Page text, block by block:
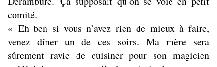
comité.
« Eh ben si vous n’avez rien de mieux à faire,
venez dîner un de ces soirs. Ma mère sera
sûrement ravie de cuisiner pour son magicien